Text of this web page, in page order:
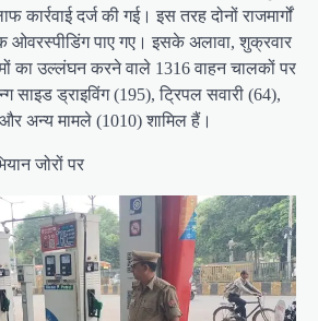
कार्रवाई दर्ज की गई। इस तरह दोनों राजमार्गों
पाए गए। इसके अलावा, शुक्रवार
का उल्लंघन करने वाले 1316 वाहन चालकों पर
साइड ड्राइविंग (195), ट्रिपल सवारी (64),
अन्य मामले (1010) शामिल हैं।
जोरों पर